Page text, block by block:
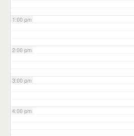
1:00 pm
2:00 pm
3:00 pm
4:00 pm